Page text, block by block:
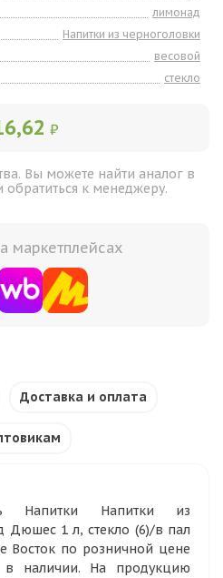
лимонад
Напитки из черноголовки
весовой
стекло
₽
Вы можете найти аналог в
к менеджеру.
маркетплейсах
Доставка и оплата
Напитки Напитки из
Дюшес 1 л, стекло (6)/в пал
Восток по розничной цене
в наличии. На продукцию